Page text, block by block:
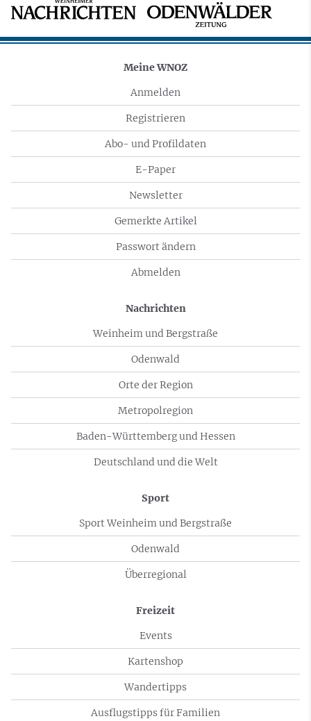
Meine WNOZ
Anmelden
Registrieren
Abo- und Profildaten
E-Paper
Newsletter
Gemerkte Artikel
Passwort ändern
Abmelden
Nachrichten
Weinheim und Bergstraße
Odenwald
Orte der Region
Metropolregion
Baden-Württemberg und Hessen
Deutschland und die Welt
Sport
Sport Weinheim und Bergstraße
Odenwald
Überregional
Freizeit
Events
Kartenshop
Wandertipps
Ausflugstipps für Familien